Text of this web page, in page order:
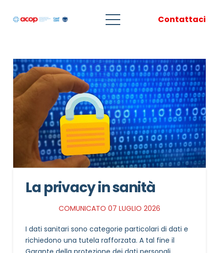
Contattaci
La privacy in sanità
COMUNICATO 07 LUGLIO 2026
I dati sanitari sono categorie particolari di dati e
richiedono una tutela rafforzata. A tal fine il